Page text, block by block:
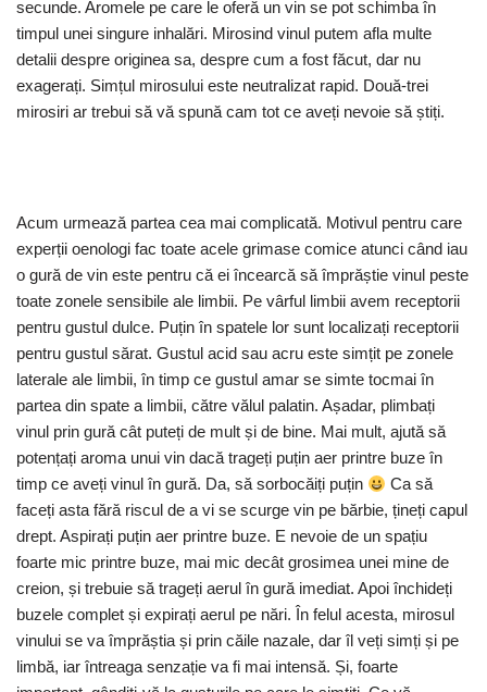
secunde. Aromele pe care le oferă un vin se pot schimba în
timpul unei singure inhalări. Mirosind vinul putem afla multe
detalii despre originea sa, despre cum a fost făcut, dar nu
exagerați. Simțul mirosului este neutralizat rapid. Două-trei
mirosiri ar trebui să vă spună cam tot ce aveți nevoie să știți.
Acum urmează partea cea mai complicată. Motivul pentru care
experții oenologi fac toate acele grimase comice atunci când iau
o gură de vin este pentru că ei încearcă să împrăștie vinul peste
toate zonele sensibile ale limbii. Pe vârful limbii avem receptorii
pentru gustul dulce. Puțin în spatele lor sunt localizați receptorii
pentru gustul sărat. Gustul acid sau acru este simțit pe zonele
laterale ale limbii, în timp ce gustul amar se simte tocmai în
partea din spate a limbii, către vălul palatin. Așadar, plimbați
vinul prin gură cât puteți de mult și de bine. Mai mult, ajută să
potențați aroma unui vin dacă trageți puțin aer printre buze în
timp ce aveți vinul în gură. Da, să sorbocăiți puțin
Ca să
faceți asta fără riscul de a vi se scurge vin pe bărbie, țineți capul
drept. Aspirați puțin aer printre buze. E nevoie de un spațiu
foarte mic printre buze, mai mic decât grosimea unei mine de
creion, și trebuie să trageți aerul în gură imediat. Apoi închideți
buzele complet și expirați aerul pe nări. În felul acesta, mirosul
vinului se va împrăștia și prin căile nazale, dar îl veți simți și pe
limbă, iar întreaga senzație va fi mai intensă. Și, foarte